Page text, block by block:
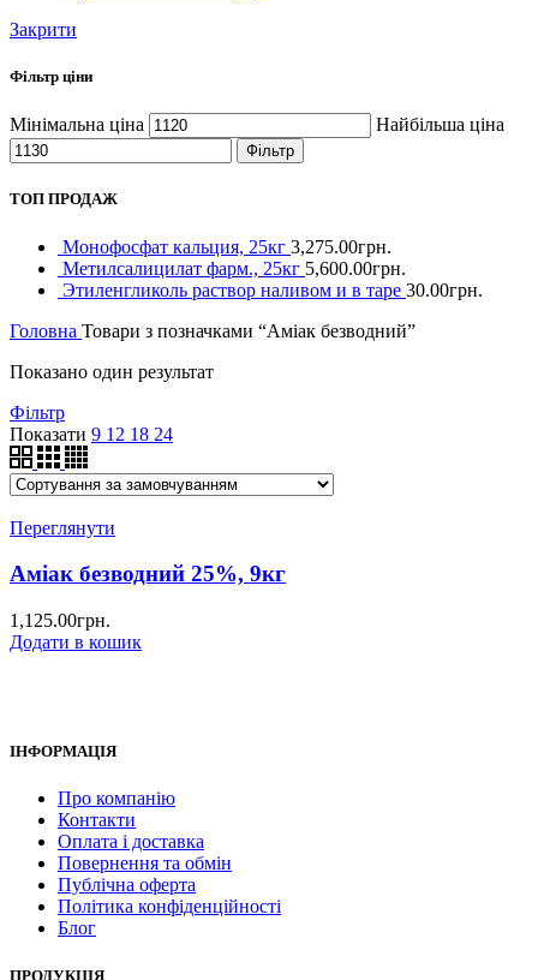
Закрити
Фільтр ціни
Мінімальна ціна Найбільша ціна
Фільтр
ТОП ПРОДАЖ
Монофосфат кальция, 25кг 3,275.00грн.
Метилсалицилат фарм., 25кг 5,600.00грн.
Этиленгликоль раствор наливом и в таре 30.00грн.
Головна Товари з позначками “Аміак безводний”
Показано один результат
Фільтр
Показати 9 12 18 24
Переглянути
Аміак безводний 25%, 9кг
1,125.00грн.
Додати в кошик
ІНФОРМАЦІЯ
Про компанію
Контакти
Оплата і доставка
Повернення та обмін
Публічна оферта
Політика конфіденційності
Блог
ПРОДУКЦІЯ